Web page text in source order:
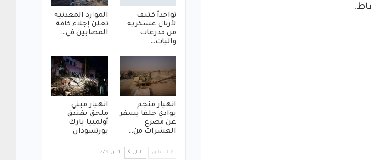
تواجدأ كثيف
لأرتال عسكرية
من مدرعات
واليات…
الموارد المعدنية
تعلن إجلاء كافة
المصابين في…
انهيار منجم
بوادي حلفا يسفر
عن مصرع
العشرات من…
انهيار مبني
ملحق بفندق
أولمبيا بارك
بورتسودان
السابق التالي 1 من 279